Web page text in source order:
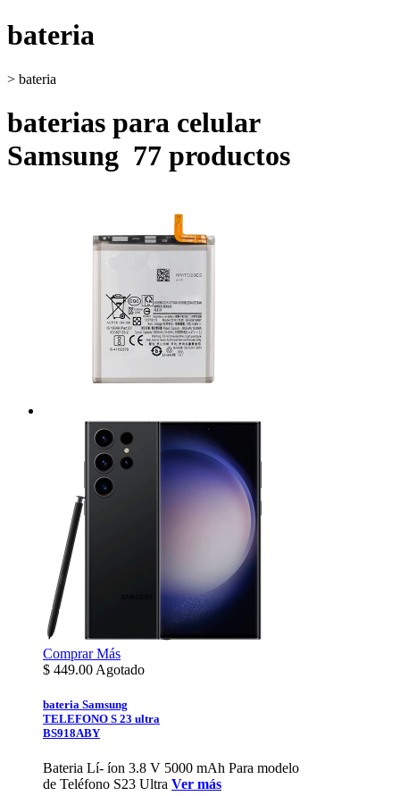
bateria
> bateria
baterias para celular
Samsung 77 productos
ComprarMás
$ 449.00 Agotado
bateria Samsung
TELEFONO S 23 ultra
BS918ABY
Bateria Lí- íon 3.8 V 5000 mAh Para modelo
de Teléfono S23 Ultra Ver más